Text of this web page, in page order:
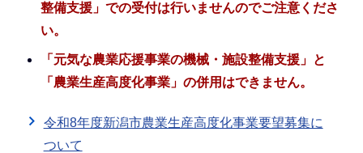
整備支援」での受付は行いませんのでご注意くださ
い。
「元気な農業応援事業の機械・施設整備支援」と
「農業生産高度化事業」の併用はできません。
令和8年度新潟市農業生産高度化事業要望募集に
ついて